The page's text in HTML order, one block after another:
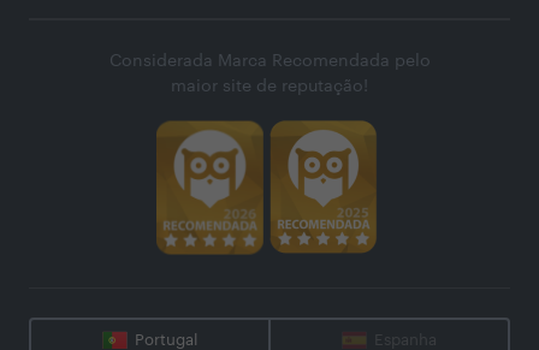
Considerada Marca Recomendada pelo
maior site de reputação!
Portugal Espanha